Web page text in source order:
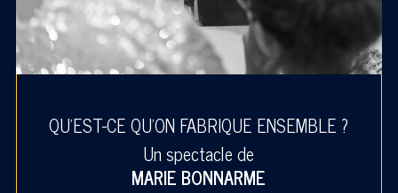
QU'EST-CE QU'ON FABRIQUE ENSEMBLE ?
Un spectacle de
MARIE BONNARME